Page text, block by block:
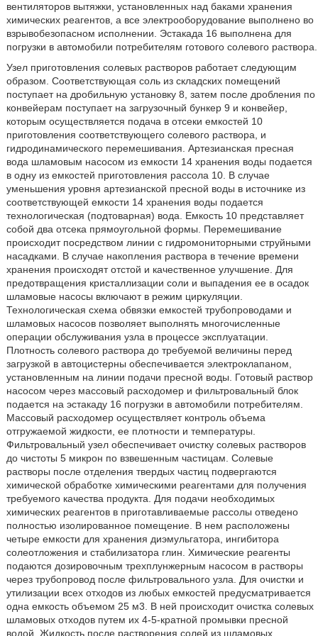
вентиляторов вытяжки, установленных над баками хранения
химических реагентов, а все электрооборудование выполнено во
взрывобезопасном исполнении. Эстакада 16 выполнена для
погрузки в автомобили потребителям готового солевого раствора.
Узел приготовления солевых растворов работает следующим
образом. Соответствующая соль из складских помещений
поступает на дробильную установку 8, затем после дробления по
конвейерам поступает на загрузочный бункер 9 и конвейер,
которым осуществляется подача в отсеки емкостей 10
приготовления соответствующего солевого раствора, и
гидродинамического перемешивания. Артезианская пресная
вода шламовым насосом из емкости 14 хранения воды подается
в одну из емкостей приготовления рассола 10. В случае
уменьшения уровня артезианской пресной воды в источнике из
соответствующей емкости 14 хранения воды подается
технологическая (подтоварная) вода. Емкость 10 представляет
собой два отсека прямоугольной формы. Перемешивание
происходит посредством линии с гидромониторными струйными
насадками. В случае накопления раствора в течение времени
хранения происходят отстой и качественное улучшение. Для
предотвращения кристаллизации соли и выпадения ее в осадок
шламовые насосы включают в режим циркуляции.
Технологическая схема обвязки емкостей трубопроводами и
шламовых насосов позволяет выполнять многочисленные
операции обслуживания узла в процессе эксплуатации.
Плотность солевого раствора до требуемой величины перед
загрузкой в автоцистерны обеспечивается электроклапаном,
установленным на линии подачи пресной воды. Готовый раствор
насосом через массовый расходомер и фильтровальный блок
подается на эстакаду 16 погрузки в автомобили потребителям.
Массовый расходомер осуществляет контроль объема
отгружаемой жидкости, ее плотности и температуры.
Фильтровальный узел обеспечивает очистку солевых растворов
до чистоты 5 микрон по взвешенным частицам. Солевые
растворы после отделения твердых частиц подвергаются
химической обработке химическими реагентами для получения
требуемого качества продукта. Для подачи необходимых
химических реагентов в приготавливаемые рассолы отведено
полностью изолированное помещение. В нем расположены
четыре емкости для хранения диэмульгатора, ингибитора
солеотложения и стабилизатора глин. Химические реагенты
подаются дозировочным трехплунжерным насосом в растворы
через трубопровод после фильтровального узла. Для очистки и
утилизации всех отходов из любых емкостей предусматривается
одна емкость объемом 25 м3. В ней происходит очистка солевых
шламовых отходов путем их 4-5-кратной промывки пресной
водой. Жидкость после растворения солей из шламовых